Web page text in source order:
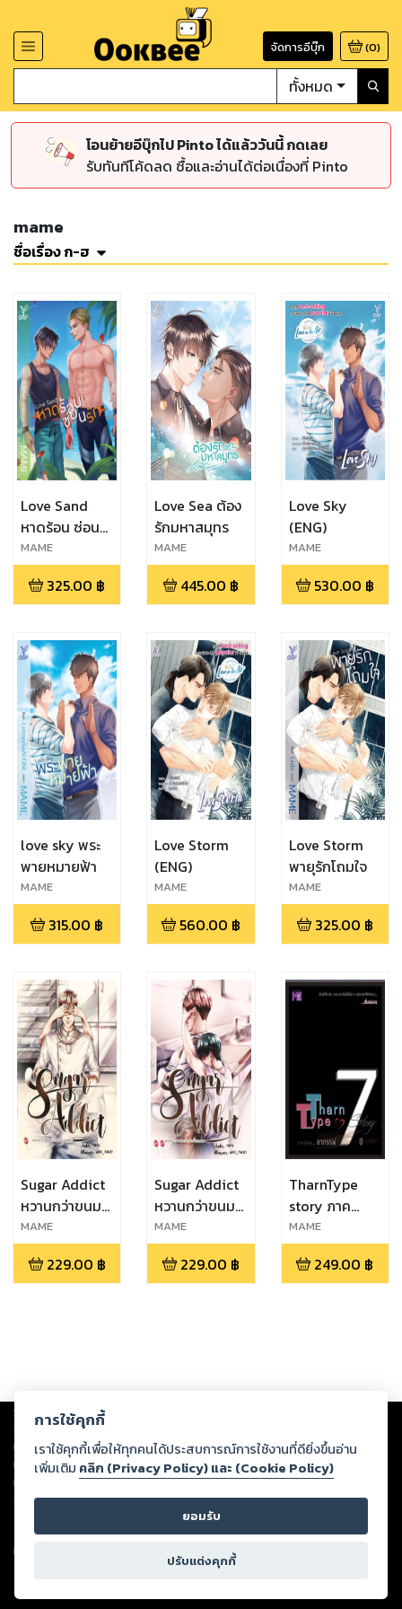
จัดการอีบุ๊ก (0)
ทั้งหมด
โอนย้ายอีบุ๊กไป Pinto ได้แล้ววันนี้ กดเลย
รับทันทีโค้ดลด ซื้อและอ่านได้ต่อเนื่องที่ Pinto
mame
ชื่อเรื่อง ก-ฮ
Love Sand
หาดร้อน ซ่อน
รัก
MAME
325.00 ฿
Love Sea ต้อง
รักมหาสมุทร
MAME
445.00 ฿
Love Sky
(ENG)
MAME
530.00 ฿
love sky พระ
พายหมายฟ้า
MAME
315.00 ฿
Love Storm
(ENG)
MAME
560.00 ฿
Love Storm
พายุรักโถมใจ
MAME
325.00 ฿
Sugar Addict
หวานกว่าขนมก็
ผมนี่แหละ เล่ม 1
MAME
229.00 ฿
Sugar Addict
หวานกว่าขนมก็
ผมนี่แหละ เล่ม
2
MAME
229.00 ฿
TharnType
story ภาค
พิเศษ...
อาถรรพ์ 7 ปี
MAME
249.00 ฿
Copyright © 2026
ต่อผลงานหรือเนื้อหาใดที่อัปโหลดผ่านเว็บไซต์และปรากฏว่าละเมิดสิทธิใน
ทรัพย์สินทางปัญญาของบุคคลอื่นหรือขัดต่อกฎหมายและศีลธรรม ดังนั้น ผู้อ่าน
ทุกท่านโปรดใช้วิจารณญาณในการกลั่นกรองด้วยตนเอง และหากท่านพบว่าส่วน
หนึ่งส่วนใดขัดต่อกฎหมายและศีลธรรม กรุณาแจ้งมายังบริษัท เพื่อทีมงานจะได้
ดำเนินการในทันที ทั้งนี้ ทางสตอรี่ล็อกขอสงวนลิขสิทธิ์ตามพระราชบัญญัติ
ลิขสิทธิ์ พ.ศ. 2537 (ฉบับล่าสุด)
For support: member@ookbee.com
Version
การใช้คุกกี้
เราใช้คุกกี้เพื่อให้ทุกคนได้ประสบการณ์การใช้งานที่ดียิ่งขึ้นอ่าน
เพิ่มเติม คลิก (Privacy Policy) และ (Cookie Policy)
ยอมรับ
ปรับแต่งคุกกี้